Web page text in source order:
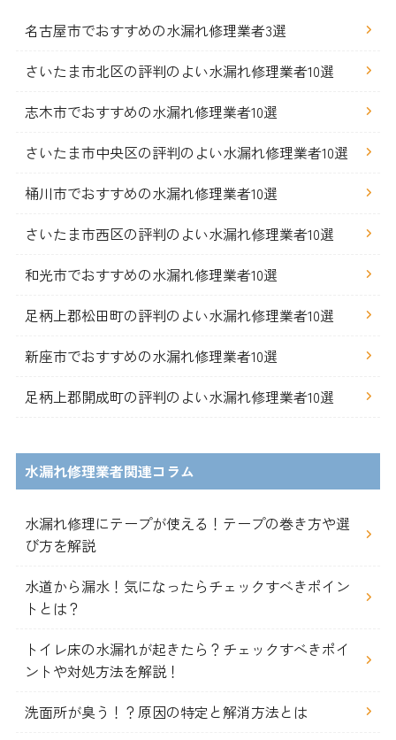
名古屋市でおすすめの水漏れ修理業者3選
さいたま市北区の評判のよい水漏れ修理業者10選
志木市でおすすめの水漏れ修理業者10選
さいたま市中央区の評判のよい水漏れ修理業者10選
桶川市でおすすめの水漏れ修理業者10選
さいたま市西区の評判のよい水漏れ修理業者10選
和光市でおすすめの水漏れ修理業者10選
足柄上郡松田町の評判のよい水漏れ修理業者10選
新座市でおすすめの水漏れ修理業者10選
足柄上郡開成町の評判のよい水漏れ修理業者10選
水漏れ修理業者関連コラム
水漏れ修理にテープが使える！テープの巻き方や選
び方を解説
水道から漏水！気になったらチェックすべきポイン
トとは？
トイレ床の水漏れが起きたら？チェックすべきポイ
ントや対処方法を解説！
洗面所が臭う！？原因の特定と解消方法とは